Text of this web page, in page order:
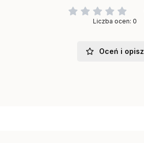
Liczba ocen: 0
Oceń i opisz